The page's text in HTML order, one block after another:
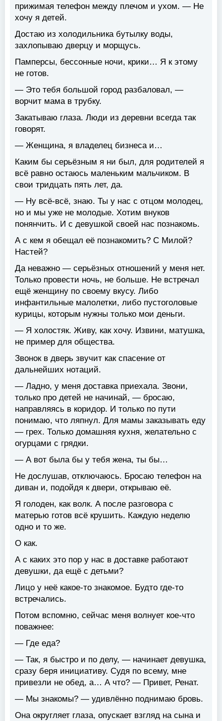
прижимая телефон между плечом и ухом. — Не
хочу я детей.
Достаю из холодильника бутылку воды,
захлопываю дверцу и морщусь.
Памперсы, бессонные ночи, крики… Я к этому
не готов.
— Это тебя большой город разбаловал, —
ворчит мама в трубку.
Закатываю глаза. Люди из деревни всегда так
говорят.
— Женщина, я владелец бизнеса и…
Каким бы серьёзным я ни был, для родителей я
всё равно остаюсь маленьким мальчиком. В
свои тридцать пять лет, да.
— Ну всё-всё, знаю. Ты у нас с отцом молодец,
но и мы уже не молодые. Хотим внуков
понянчить. И с девушкой своей нас познакомь.
А с кем я обещал её познакомить? С Милой?
Настей?
Да неважно — серьёзных отношений у меня нет.
Только провести ночь, не больше. Не встречал
ещё женщину по своему вкусу. Либо
инфантильные малолетки, либо пустоголовые
курицы, которым нужны только мои деньги.
— Я холостяк. Живу, как хочу. Извини, матушка,
не пример для общества.
Звонок в дверь звучит как спасение от
дальнейших нотаций.
— Ладно, у меня доставка приехала. Звони,
только про детей не начинай, — бросаю,
направляясь в коридор. И только по пути
понимаю, что ляпнул. Для мамы заказывать еду
— грех. Только домашняя кухня, желательно с
огурцами с грядки.
— А вот была бы у тебя жена, ты бы…
Не дослушав, отключаюсь. Бросаю телефон на
диван и, подойдя к двери, открываю её.
Я голоден, как волк. А после разговора с
матерью готов всё крушить. Каждую неделю
одно и то же.
О как.
А с каких это пор у нас в доставке работают
девушки, да ещё с детьми?
Лицо у неё какое-то знакомое. Будто где-то
встречались.
Потом вспомню, сейчас меня волнует кое-что
поважнее:
— Где еда?
— Так, я быстро и по делу, — начинает девушка,
сразу беря инициативу. Судя по всему, мне
привезли не обед, а… А что? — Привет, Ренат.
— Мы знакомы? — удивлённо поднимаю бровь.
Она округляет глаза, опускает взгляд на сына и